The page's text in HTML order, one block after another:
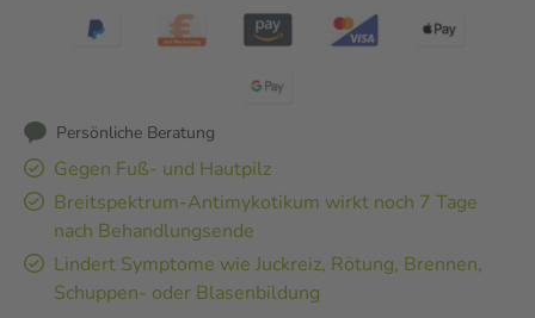
Persönliche Beratung
Gegen Fuß- und Hautpilz
Breitspektrum-Antimykotikum wirkt noch 7 Tage
nach Behandlungsende
Lindert Symptome wie Juckreiz, Rötung, Brennen,
Schuppen- oder Blasenbildung